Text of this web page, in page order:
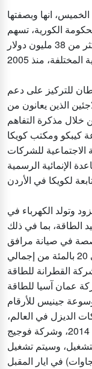
انها وبصفتها
الكورية، تسهم
في التنمية الاجتماعية والاقتصادية للأردن بأكثر من 38 مليون دولار
للتركيز على دعم
الذين يعانون من
خلال مذكرة التفاهم
كيبكو ومكتب كويكا
للشركات
الإنمائية الرسمية
وتولد الكهرباء في
لتوليد الطاقة، بما في ذلك
في صيانة مرافق
توليد الطاقة. وتغطي مجموعة كيبكو حوالي 20 بالمئة من إجمالي
القطرانة للطاقة
(373 ميجاوات) في عام 2011، شركة عمان آسيا للطاقة
موسوعة جينيس للأرقام
الديزل في العالم،
كما تم التحقق منها في 23 تشرين الاول 2014، وشركة فوجيج
قيد التشغيل، وسيتم تشغيل